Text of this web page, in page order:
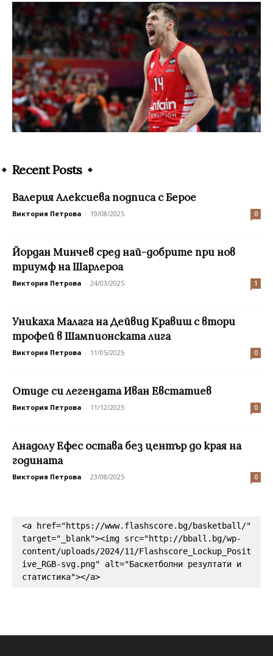
Recent Posts
Валерия Алексиева подписа с Берое
Виктория Петрова - 19/08/2025 0
Йордан Минчев сред най-добрите при нов
триумф на Шарлероа
Виктория Петрова - 24/03/2025 1
Уникаха Малага на Дейвид Кравиш с втори
трофей в Шампионската лига
Виктория Петрова - 11/05/2025 0
Отиде си легендата Иван Евстатиев
Виктория Петрова - 11/12/2025 0
Анадолу Ефес остава без център до края на
годината
Виктория Петрова - 23/08/2025 0
<a href="https://www.flashscore.bg/basketball/"
target="_blank"><img src="http://bball.bg/wp-
content/uploads/2024/11/Flashscore_Lockup_Posit
ive_RGB-svg.png" alt="Баскетболни резултати и
статистика"></a>